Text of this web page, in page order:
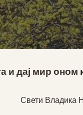
и дај мир оном
Свети Владика